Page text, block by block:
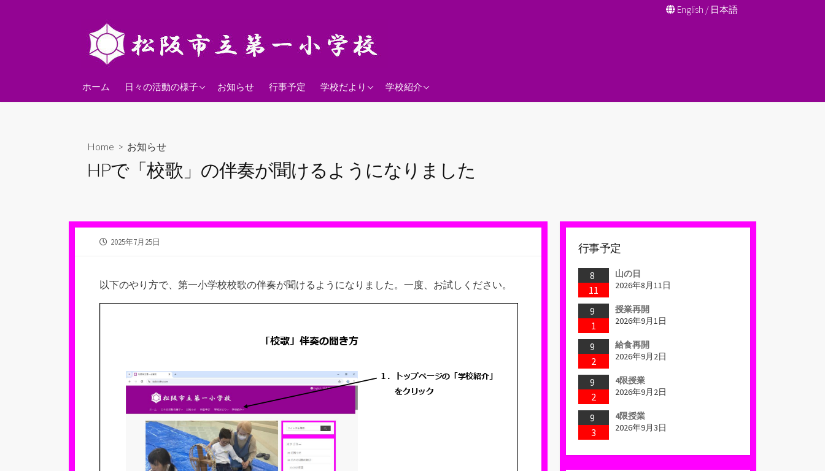
ス
English / 日本語
ホーム 日々の活動の様子
2026年度
お知らせ 行事予定 学校だより
2026年度 学校紹介
学校経営方針
児童数
Home > お知らせ
HPで「校歌」の伴奏が聞けるようになりました
公
2025年7月25日
以下のやり方で、第一小学校校歌の伴奏が聞けるようになりました。一度、お試しください。
行事予定
8
11
山の日
2026年8月11日
9
1
授業再開
2026年9月1日
9
2
給食再開
2026年9月2日
9
2
4限授業
2026年9月2日
9
3
4限授業
2026年9月3日